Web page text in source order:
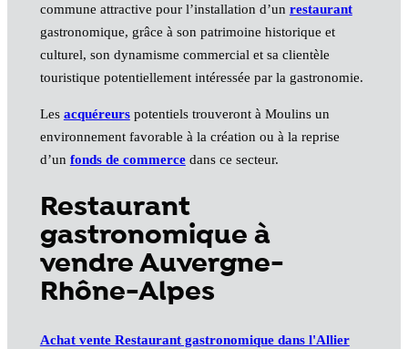
commune attractive pour l’installation d’un restaurant
gastronomique, grâce à son patrimoine historique et
culturel, son dynamisme commercial et sa clientèle
touristique potentiellement intéressée par la gastronomie.
Les acquéreurspotentiels trouveront à Moulins un
environnement favorable à la création ou à la reprise
d’un fonds de commercedans ce secteur.
Restaurant
gastronomique à
vendre Auvergne-
Rhône-Alpes
Achat vente Restaurant gastronomique dans l'Allier